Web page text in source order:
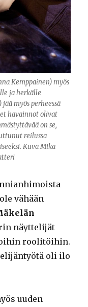
Kemppainen) myös
ja herkälle
myös perheessä
havainnot olivat
on se,
reilussa
Kuva Mika
vähään
näyttelijät
roolitöihin.
oli ilo
uuden